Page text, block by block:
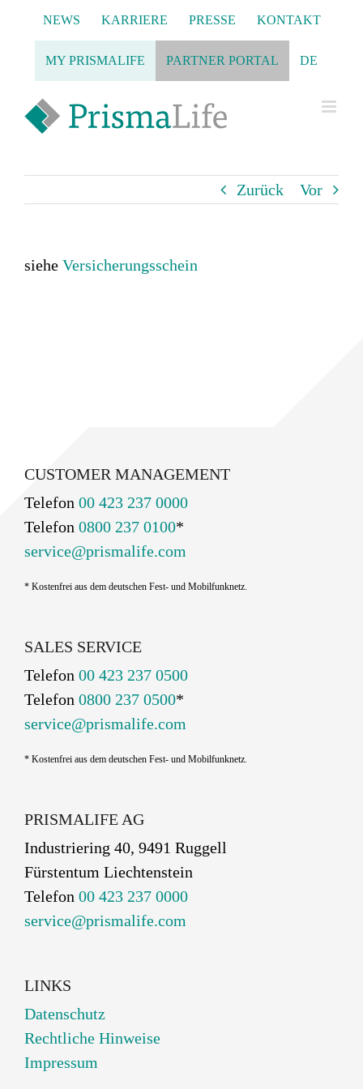
springen
NEWS KARRIERE PRESSE KONTAKT
MY PRISMALIFE PARTNER PORTAL DE
Zurück Vor
siehe Versicherungsschein
CUSTOMER MANAGEMENT
Telefon 00 423 237 0000
Telefon 0800 237 0100*
service@prismalife.com
* Kostenfrei aus dem deutschen Fest- und Mobilfunknetz.
SALES SERVICE
Telefon 00 423 237 0500
Telefon 0800 237 0500*
service@prismalife.com
* Kostenfrei aus dem deutschen Fest- und Mobilfunknetz.
PRISMALIFE AG
Industriering 40, 9491 Ruggell
Fürstentum Liechtenstein
Telefon 00 423 237 0000
service@prismalife.com
LINKS
Datenschutz
Rechtliche Hinweise
Impressum